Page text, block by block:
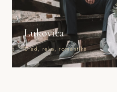
Lukovica
Grad, reka, romantika